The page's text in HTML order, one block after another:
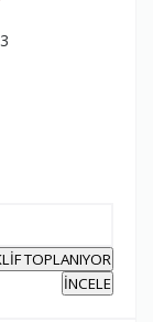
TOPLANIYOR
İNCELE